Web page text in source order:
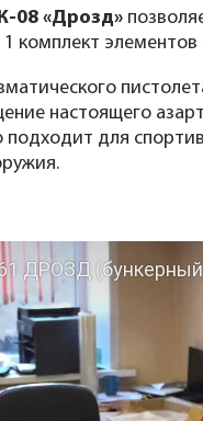
08 «Дрозд»
комплект
настоящего
для
ДРОЗД